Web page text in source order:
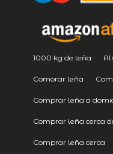
1000 kg de leña
Comorar leña
Comprar leña a
Comprar leña cerca
Comprar leña cerca